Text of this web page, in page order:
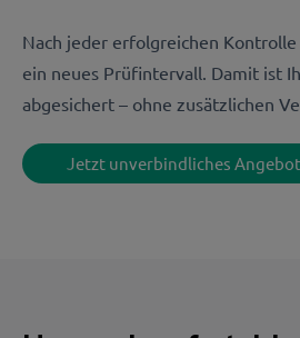
Nach jeder erfolgreichen
ein neues Prüfintervall. Damit ist
abgesichert – ohne zusätzlichen
Jetzt unverbindliches